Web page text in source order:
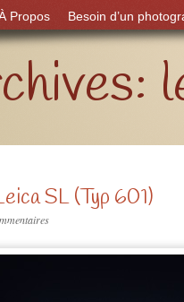
Propos Besoin d’un
SL (Typ 601)